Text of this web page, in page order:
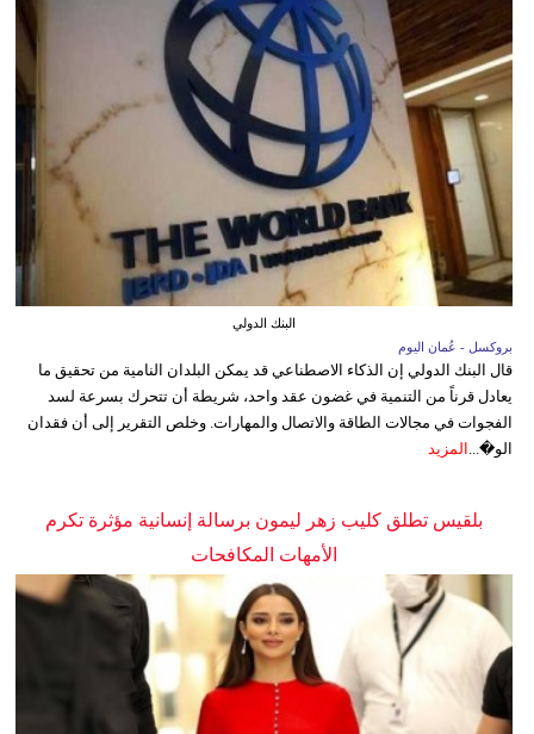
البنك الدولي
بروكسل - عُمان اليوم
قال البنك الدولي إن الذكاء الاصطناعي قد يمكن البلدان النامية من تحقيق ما
يعادل قرناً من التنمية في غضون عقد واحد، شريطة أن تتحرك بسرعة لسد
الفجوات في مجالات الطاقة والاتصال والمهارات. وخلص التقرير إلى أن فقدان
الو�...
المزيد
بلقيس تطلق كليب زهر ليمون برسالة إنسانية مؤثرة تكرم
الأمهات المكافحات